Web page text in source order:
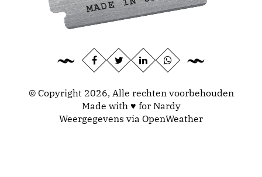
© Copyright 2026, Alle rechten voorbehouden
Made with ♥ for Nardy
Weergegevens via OpenWeather